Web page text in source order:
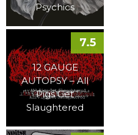
Psychics
12 GAUGE
AUTOPSY – All
Pigs Get
Slaughtered
7.5